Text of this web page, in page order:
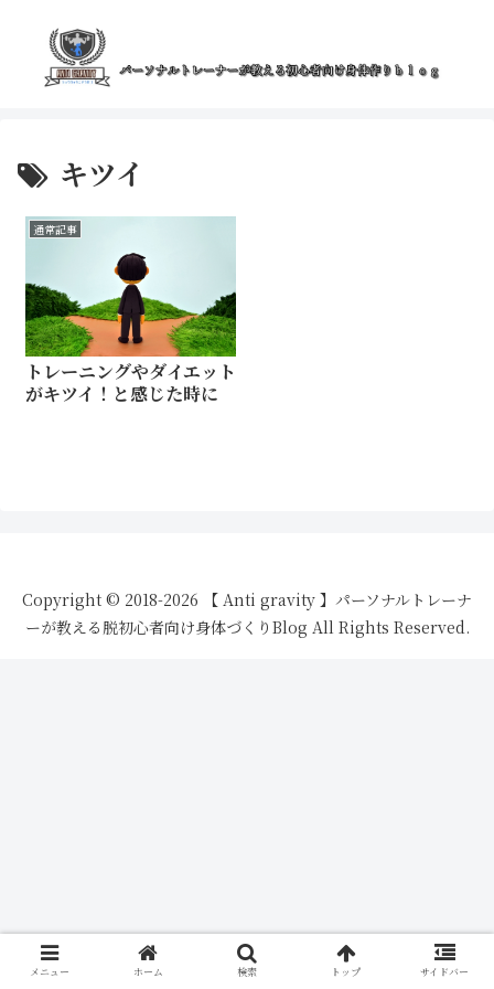
キツイ
通常記事
トレーニングやダイエット
がキツイ！と感じた時に
Copyright © 2018-2026 【 Anti gravity 】パーソナルトレーナ
ーが教える脱初心者向け身体づくりBlog All Rights Reserved.
メニュー ホーム 検索 トップ サイドバー